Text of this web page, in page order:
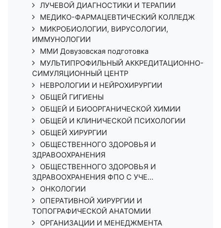
ЛУЧЕВОЙ ДИАГНОСТИКИ И ТЕРАПИИ
МЕДИКО-ФАРМАЦЕВТИЧЕСКИЙ КОЛЛЕДЖ
МИКРОБИОЛОГИИ, ВИРУСОЛОГИИ,
ИММУНОЛОГИИ
ММИ Довузовская подготовка
МУЛЬТИПРОФИЛЬНЫЙ АККРЕДИТАЦИОННО-
СИМУЛЯЦИОННЫЙ ЦЕНТР
НЕВРОЛОГИИ И НЕЙРОХИРУРГИИ
ОБЩЕЙ ГИГИЕНЫ
ОБЩЕЙ И БИООРГАНИЧЕСКОЙ ХИМИИ
ОБЩЕЙ И КЛИНИЧЕСКОЙ ПСИХОЛОГИИ
ОБЩЕЙ ХИРУРГИИ
ОБЩЕСТВЕННОГО ЗДОРОВЬЯ И
ЗДРАВООХРАНЕНИЯ
ОБЩЕСТВЕННОГО ЗДОРОВЬЯ И
ЗДРАВООХРАНЕНИЯ ФПО С УЧЕ...
ОНКОЛОГИИ
ОПЕРАТИВНОЙ ХИРУРГИИ И
ТОПОГРАФИЧЕСКОЙ АНАТОМИИ
ОРГАНИЗАЦИИ И МЕНЕДЖМЕНТА